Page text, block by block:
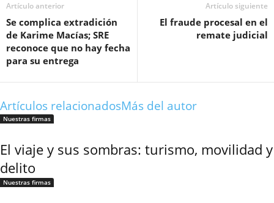
Artículo anterior
Se complica extradición
de Karime Macías; SRE
reconoce que no hay fecha
para su entrega
Artículo siguiente
El fraude procesal en el
remate judicial
Artículos relacionadosMás del autor
Nuestras firmas
El viaje y sus sombras: turismo, movilidad y
delito
Nuestras firmas